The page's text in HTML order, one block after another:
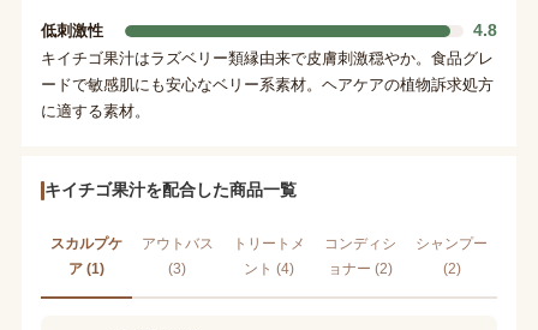
低刺激性 4.8
キイチゴ果汁はラズベリー類縁由来で皮膚刺激穏やか。食品グレ
ードで敏感肌にも安心なベリー系素材。ヘアケアの植物訴求処方
に適する素材。
キイチゴ果汁を配合した商品一覧
スカルプケ
ア (1)
アウトバス
(3)
トリートメ
ント (4)
コンディシ
ョナー (2)
シャンプー
(2)